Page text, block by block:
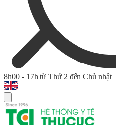
8h00 - 17h từ Thứ 2 đến Chủ nhật